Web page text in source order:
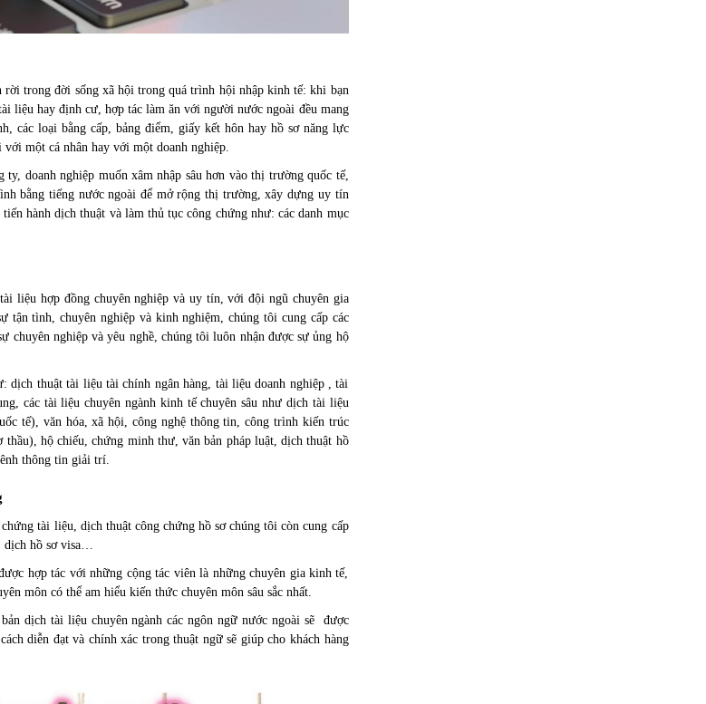
rời trong đời sống xã hội trong quá trình hội nhập kinh tế: khi bạn
liệu hay định cư, hợp tác làm ăn với người nước ngoài đều mang
các loại bằng cấp, bảng điểm, giấy kết hôn hay hồ sơ năng lực
với một cá nhân hay với một doanh nghiệp.
doanh nghiệp muốn xâm nhập sâu hơn vào thị trường quốc tế,
bằng tiếng nước ngoài để mở rộng thị trường, xây dựng uy tín
hành dịch thuật và làm thủ tục công chứng như: các danh mục
liệu hợp đồng chuyên nghiệp và uy tín, với đội ngũ chuyên gia
tình, chuyên nghiệp và kinh nghiệm, chúng tôi cung cấp các
chuyên nghiệp và yêu nghề, chúng tôi luôn nhận được sự ủng hộ
dịch thuật tài liệu tài chính ngân hàng, tài liệu doanh nghiệp , tài
các tài liệu chuyên ngành kinh tế chuyên sâu như dịch tài liệu
tế), văn hóa, xã hội,công nghệ thông tin,công trình kiến trúc
hộ chiếu, chứng minh thư, văn bản pháp luật, dịch thuật hồ
thông tin giải trí.
tài liệu, dịch thuật công chứng hồ sơ chúng tôi còn cung cấp
dịch hồ sơ visa…
hợp tác với những cộng tác viên là những chuyên gia kinh tế,
môn có thể am hiểu kiến thức chuyên môn sâu sắc nhất.
dịch tài liệu chuyên ngành các ngôn ngữ nước ngoài sẽ được
diễn đạt và chính xác trong thuật ngữ sẽ giúp cho khách hàng